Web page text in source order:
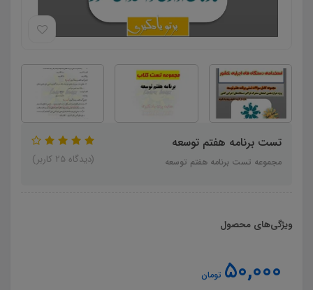
تست برنامه هفتم توسعه
مجموعه تست برنامه هفتم توسعه (دیدگاه 25 کاربر)
ویژگی‌های محصول
50,000 تومان